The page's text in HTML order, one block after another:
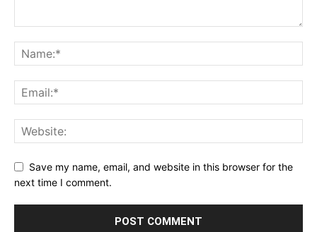
Save my name, email, and website in this browser for the
next time I comment.